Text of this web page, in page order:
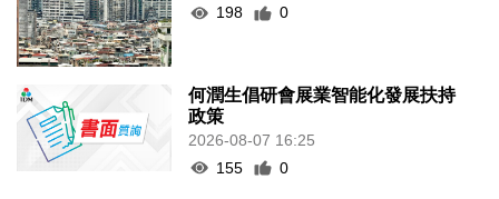
198
0
何潤生倡研會展業智能化發展扶持
政策
2026-08-07 16:25
155
0